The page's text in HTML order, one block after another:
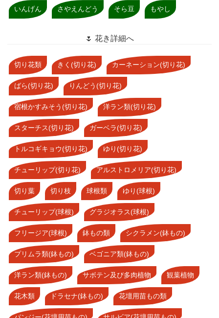
いんげん さやえんどう そら豆 もやし
🌷 花き詳細へ
切り花類 きく(切り花) カーネーション(切り花)
ばら(切り花) りんどう(切り花)
宿根かすみそう(切り花) 洋ラン類(切り花)
スターチス(切り花) ガーベラ(切り花)
トルコギキョウ(切り花) ゆり(切り花)
チューリップ(切り花) アルストロメリア(切り花)
切り葉 切り枝 球根類 ゆり(球根)
チューリップ(球根) グラジオラス(球根)
フリージア(球根) 鉢もの類 シクラメン(鉢もの)
プリムラ類(鉢もの) ベゴニア類(鉢もの)
洋ラン類(鉢もの) サボテン及び多肉植物 観葉植物
花木類 ドラセナ(鉢もの) 花壇用苗もの類